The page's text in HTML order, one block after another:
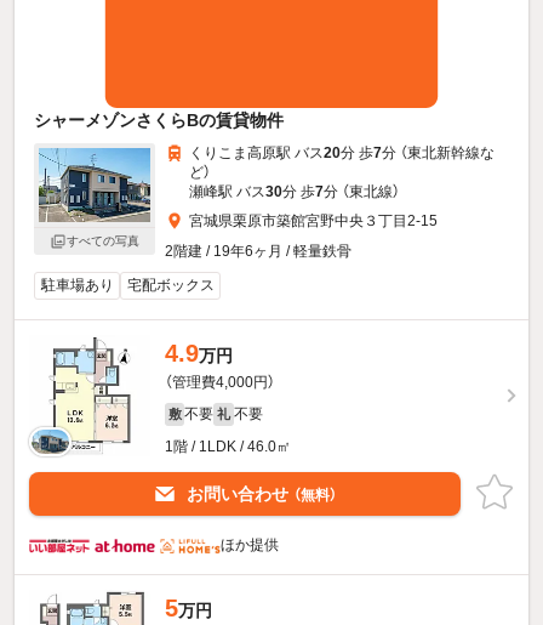
シャーメゾンさくらBの賃貸物件
すべての写真
くりこま高原駅 バス20分 歩7分 （東北新幹線な
ど）
瀬峰駅 バス30分 歩7分 （東北線）
宮城県栗原市築館宮野中央３丁目2-15
2階建 / 19年6ヶ月 / 軽量鉄骨
駐車場あり
宅配ボックス
4.9万円
（管理費4,000円）
敷 不要 礼 不要
1階 / 1LDK / 46.0㎡
お問い合わせ （無料）
ほか提供
5万円